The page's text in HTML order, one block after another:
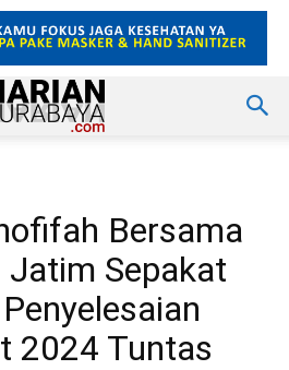
Bersama
Jatim Sepakat
2024 Tuntas